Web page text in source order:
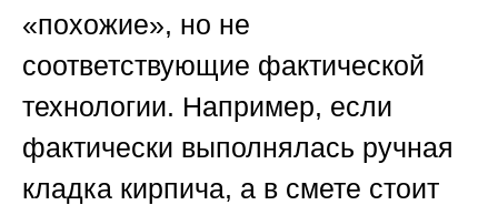
«похожие», но не
соответствующие фактической
технологии. Например, если
фактически выполнялась ручная
кладка кирпича, а в смете стоит